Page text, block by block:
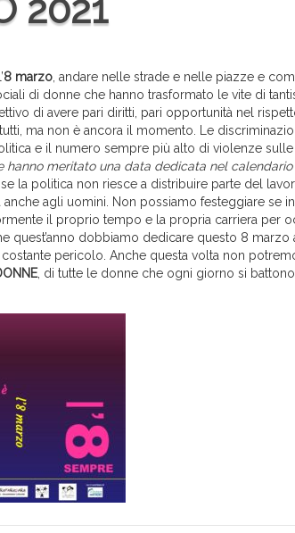
2021
8 marzo , andare nelle strade e nelle piazze e
di donne che hanno trasformato le vite di
di avere pari diritti, pari opportunità nel
ma non è ancora il momento. Le
e il numero sempre più alto di violenze
hanno meritato una data dedicata nel
la politica non riesce a distribuire parte del
agli uomini. Non possiamo festeggiare se
il proprio tempo e la propria carriera per
quest’anno dobbiamo dedicare questo 8
pericolo. Anche questa volta non
, di tutte le donne che ogni giorno si